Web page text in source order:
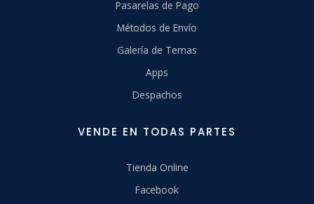
Pasarelas de Pago
Métodos de Envío
Galería de Temas
Apps
Despachos
VENDE EN TODAS PARTES
Tienda Online
Facebook